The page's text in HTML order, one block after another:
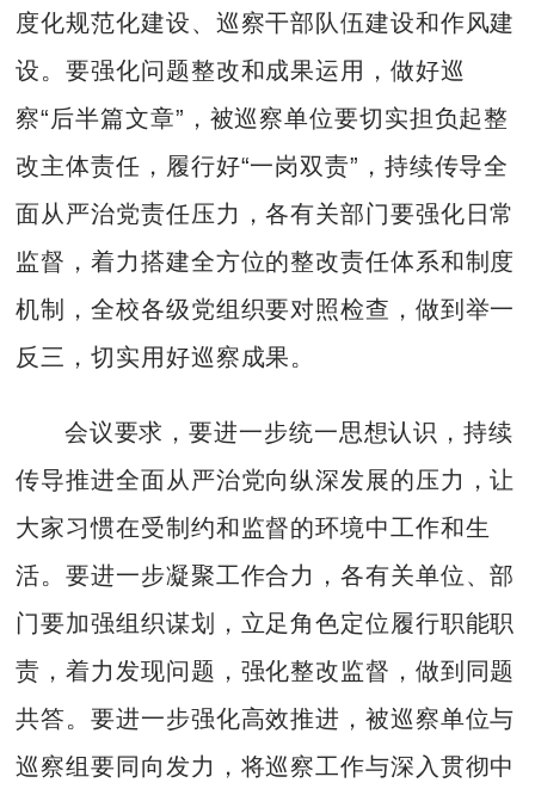
度化规范化建设、巡察干部队伍建设和作风建
设。要强化问题整改和成果运用，做好巡
察“后半篇文章”，被巡察单位要切实担负起整
改主体责任，履行好“一岗双责”，持续传导全
面从严治党责任压力，各有关部门要强化日常
监督，着力搭建全方位的整改责任体系和制度
机制，全校各级党组织要对照检查，做到举一
反三，切实用好巡察成果。
会议要求，要进一步统一思想认识，持续
传导推进全面从严治党向纵深发展的压力，让
大家习惯在受制约和监督的环境中工作和生
活。要进一步凝聚工作合力，各有关单位、部
门要加强组织谋划，立足角色定位履行职能职
责，着力发现问题，强化整改监督，做到同题
共答。要进一步强化高效推进，被巡察单位与
巡察组要同向发力，将巡察工作与深入贯彻中